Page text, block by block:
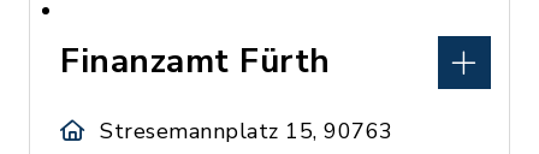
Finanzamt Fürth
Stresemannplatz 15, 90763